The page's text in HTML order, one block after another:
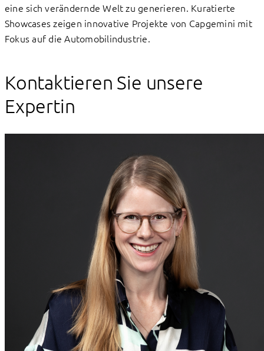
eine sich verändernde Welt zu generieren. Kuratierte
Showcases zeigen innovative Projekte von Capgemini mit
Fokus auf die Automobilindustrie.
Kontaktieren Sie unsere
Expertin